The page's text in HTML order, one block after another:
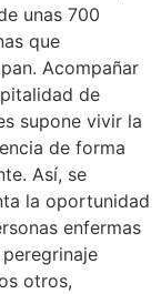
unas 700
que
Acompañar
de
supone vivir la
de forma
Así, se
la oportunidad
enfermas
otros,